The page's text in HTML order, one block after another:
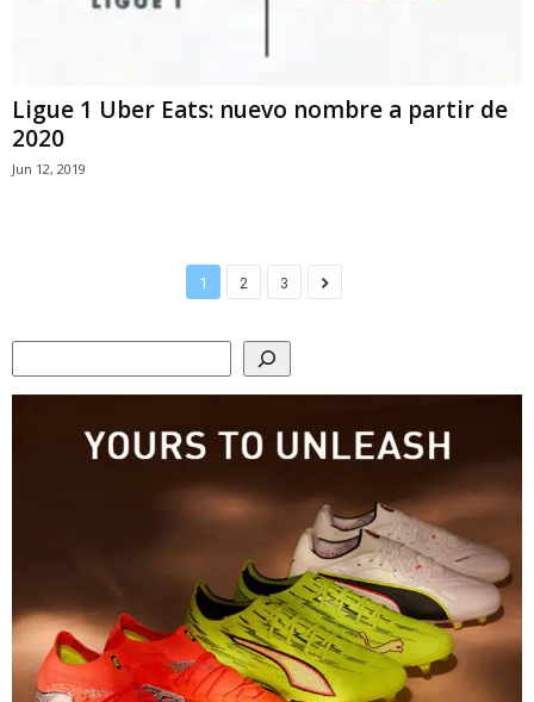
Ligue 1 Uber Eats: nuevo nombre a partir de
2020
Jun 12, 2019
1 2 3